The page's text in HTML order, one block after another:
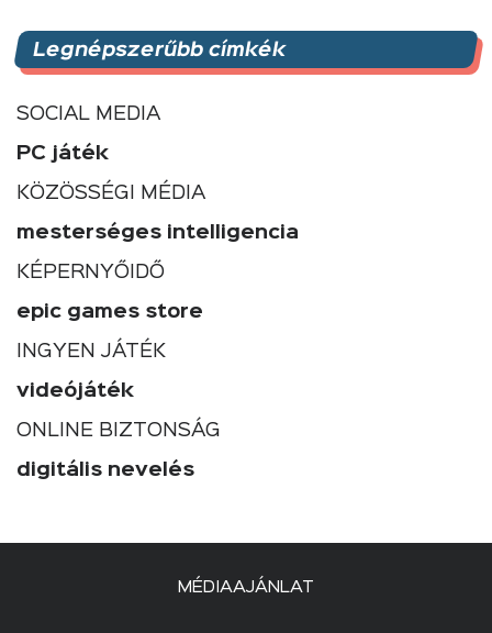
Legnépszerűbb címkék
SOCIAL MEDIA
PC játék
KÖZÖSSÉGI MÉDIA
mesterséges intelligencia
KÉPERNYŐIDŐ
epic games store
INGYEN JÁTÉK
videójáték
ONLINE BIZTONSÁG
digitális nevelés
MÉDIAAJÁNLAT